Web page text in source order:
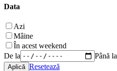
Data
Azi
Mâine
În acest weekend
De la
Până la
Resetează